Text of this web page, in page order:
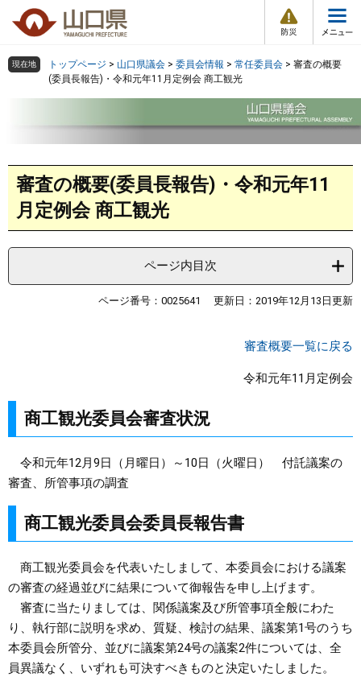
の
ー
本
情
報
メ
ュ
組織で探す
お気に入り
トップページ
くらし・環境
教育・文化・スポーツ
県政情報
ページ番号検索
組織で探す サイトマップで探す
現在地 トップページ > 山口県議会 > 委員会情報 > 常任委員会 > 審査の概要
(委員長報告)・令和元年11月定例会 商工観光
本
文審査の概要(委員長報告)・令和元年11
月定例会 商工観光
ページ内目次
ページ番号：0025641 更新日：2019年12月13日更新
審査概要一覧に戻る
令和元年11月定例会
商工観光委員会審査状況
令和元年12月9日（月曜日）～10日（火曜日） 付託議案の
審査、所管事項の調査
商工観光委員会委員長報告書
商工観光委員会を代表いたしまして、本委員会における議案
の審査の経過並びに結果について御報告を申し上げます。
審査に当たりましては、関係議案及び所管事項全般にわた
り、執行部に説明を求め、質疑、検討の結果、議案第1号のうち
本委員会所管分、並びに議案第24号の議案2件については、全
員異議なく、いずれも可決すべきものと決定いたしました。